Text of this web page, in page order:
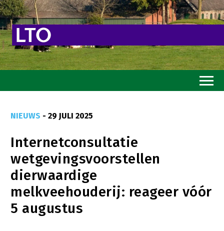
Goed eten
Mooi groen
Sterk ondernemerschap
NIEUWS - 29 JULI 2025
Internetconsultatie
wetgevingsvoorstellen
dierwaardige
melkveehouderij: reageer vóór
5 augustus